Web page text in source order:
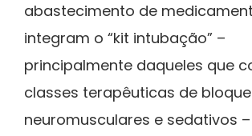
abastecimento de
integram o “kit intubação” –
principalmente daqueles que
classes terapêuticas de
neuromusculares e sedativos